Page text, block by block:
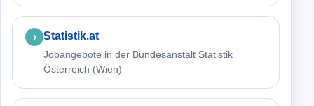
Statistik.at
Jobangebote in der Bundesanstalt Statistik
Österreich (Wien)